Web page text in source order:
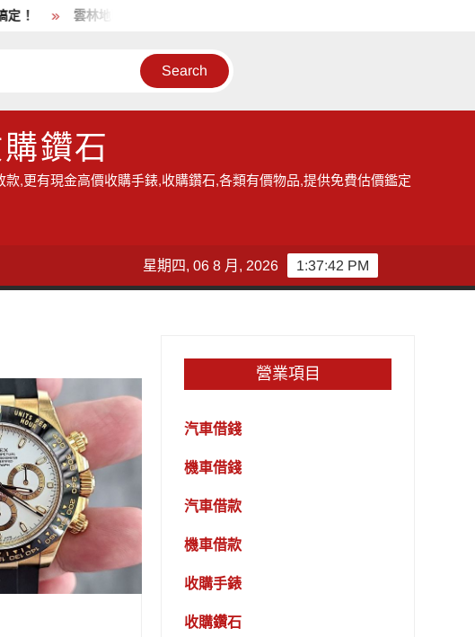
雲林地區的收購手錶服務,讓您獲得現金高價雲林收購手錶的機會
鑽石
,更有現金高價收購手錶,收購鑽石,各類有價物品,提供免費估價鑑定
1:37:44 PM
星期四, 06 8 月, 2026
營業項目
汽車借錢
機車借錢
汽車借款
機車借款
收購手錶
收購鑽石